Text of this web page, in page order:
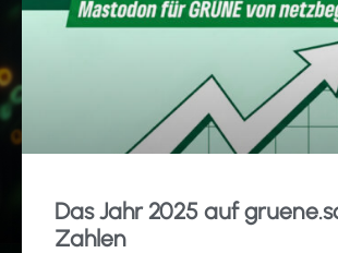
Das Jahr 2025 auf
Zahlen